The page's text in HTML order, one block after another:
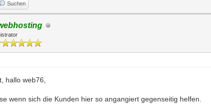
Suchen
hallo web76,
wenn sich die Kunden hier so angangiert gegenseitig helfen.